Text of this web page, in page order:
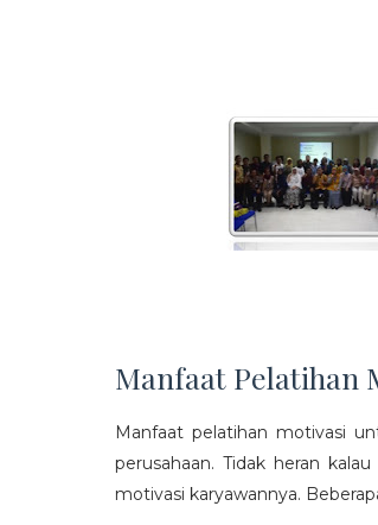
Manfaat Pelatihan
Manfaat pelatihan motivasi
perusahaan. Tidak heran
motivasi karyawannya.